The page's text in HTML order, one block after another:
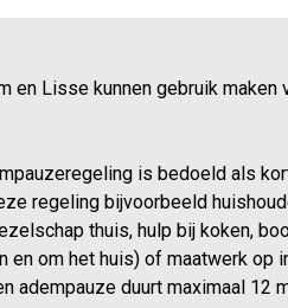
en Lisse kunnen gebruik maken
is bedoeld als
regeling bijvoorbeeld
thuis, hulp bij koken,
en om het huis) of maatwerk op
adempauze duurt maximaal 12